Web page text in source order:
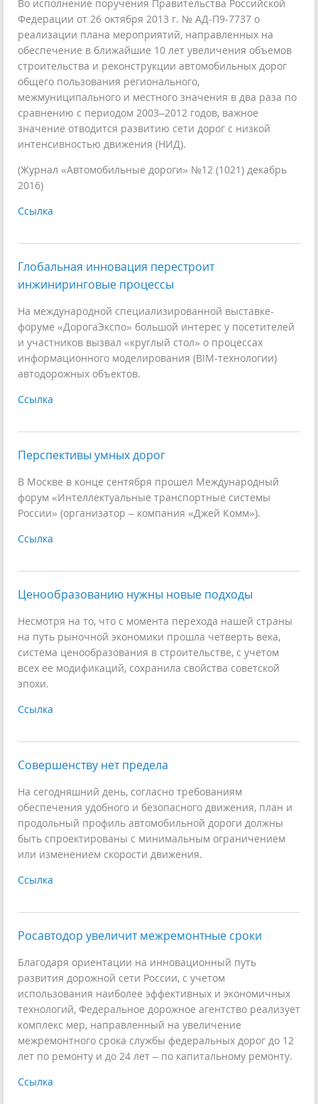
Во исполнение поручения Правительства Российской
Федерации от 26 октября 2013 г. № АД-П9-7737 о
реализации плана мероприятий, направленных на
обеспечение в ближайшие 10 лет увеличения объемов
строительства и реконструкции автомобильных дорог
общего пользования регионального,
межмуниципального и местного значения в два раза по
сравнению с периодом 2003–2012 годов, важное
значение отводится развитию сети дорог с низкой
интенсивностью движения (НИД).
(Журнал «Автомобильные дороги» №12 (1021) декабрь
2016)
Ссылка
Глобальная инновация перестроит
инжиниринговые процессы
На международной специализированной выставке-
форуме «ДорогаЭкспо» большой интерес у посетителей
и участников вызвал «круглый стол» о процессах
информационного моделирования (BIM-технологии)
автодорожных объектов.
Ссылка
Перспективы умных дорог
В Москве в конце сентября прошел Международный
форум «Интеллектуальные транспортные системы
России» (организатор – компания «Джей Комм»).
Ссылка
Ценообразованию нужны новые подходы
Несмотря на то, что с момента перехода нашей страны
на путь рыночной экономики прошла четверть века,
система ценообразования в строительстве, с учетом
всех ее модификаций, сохранила свойства советской
эпохи.
Ссылка
Совершенству нет предела
На сегодняшний день, согласно требованиям
обеспечения удобного и безопасного движения, план и
продольный профиль автомобильной дороги должны
быть спроектированы с минимальным ограничением
или изменением скорости движения.
Ссылка
Росавтодор увеличит межремонтные сроки
Благодаря ориентации на инновационный путь
развития дорожной сети России, с учетом
использования наиболее эффективных и экономичных
технологий, Федеральное дорожное агентство реализует
комплекс мер, направленный на увеличение
межремонтного срока службы федеральных дорог до 12
лет по ремонту и до 24 лет – по капитальному ремонту.
Ссылка